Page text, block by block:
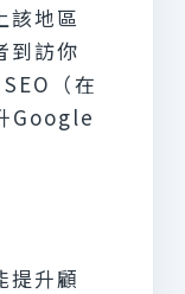
該地區
到訪你
（在
Google
提升顧